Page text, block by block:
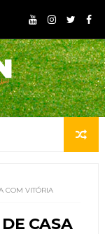
COM VITÓRIA
CASA